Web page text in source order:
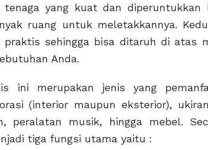
tenaga yang kuat dan
ruang untuk meletakkannya.
praktis sehingga bisa ditaruh di atas
Anda.
ini merupakan jenis yang
(interior maupun eksterior),
peralatan musik, hingga mebel.
tiga fungsi utama yaitu :